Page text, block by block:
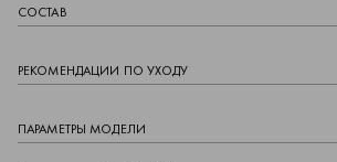
СОСТАВ
РЕКОМЕНДАЦИИ ПО УХОДУ
ПАРАМЕТРЫ МОДЕЛИ